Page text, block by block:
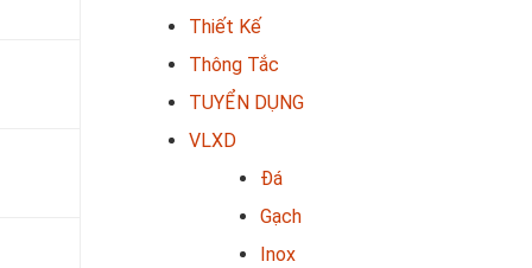
Thiết Kế
Thông Tắc
TUYỂN DỤNG
VLXD
Đá
Gạch
Inox